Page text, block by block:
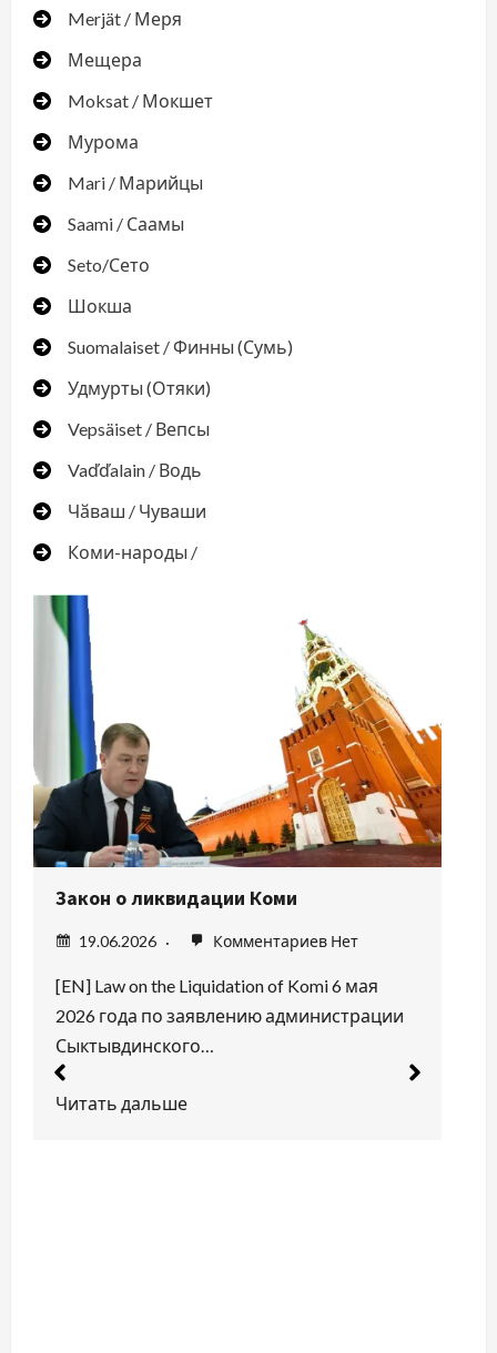
Merjät / Меря
Мещера
Moksat / Мокшет
Мурома
Mari / Марийцы
Saami / Саамы
Seto/Сето
Шокша
Suomalaiset / Финны (Сумь)
Удмурты (Отяки)
Vepsäiset / Вепсы
Vaďďalain / Водь
Чӑваш / Чуваши
Коми-народы /
историей
14.06.2026 Комментариев Нет
[EN] The Struggle of the Red Leaders Against
Finnish History [FI] Punaisten johtajien taistelu
Suomen…